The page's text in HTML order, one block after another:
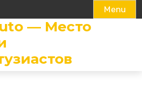
Menu
— Место